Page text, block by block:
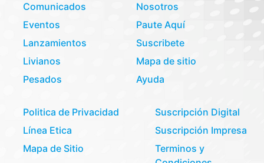
Comunicados
Eventos
Lanzamientos
Livianos
Pesados
Nosotros
Paute Aquí
Suscribete
Mapa de sitio
Ayuda
Politica de Privacidad
Línea Etica
Mapa de Sitio
Suscripción Digital
Suscripción Impresa
Terminos y